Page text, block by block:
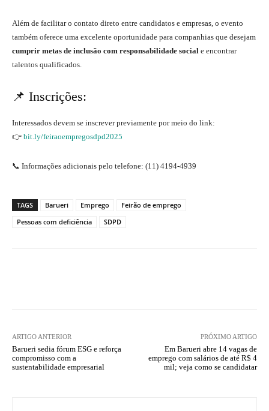
Além de facilitar o contato direto entre candidatos e empresas, o evento
também oferece uma excelente oportunidade para companhias que desejam
cumprir metas de inclusão com responsabilidade social e encontrar
talentos qualificados.
📌 Inscrições:
Interessados devem se inscrever previamente por meio do link:
👉 bit.ly/feiraoempregosdpd2025
📞 Informações adicionais pelo telefone: (11) 4194-4939
TAGS Barueri Emprego
Feirão de emprego
Pessoas com deficiência
SDPD
ARTIGO ANTERIOR
Barueri sedia fórum ESG e reforça
compromisso com a
sustentabilidade empresarial
PRÓXIMO ARTIGO
Em Barueri abre 14 vagas de
emprego com salários de até R$ 4
mil; veja como se candidatar